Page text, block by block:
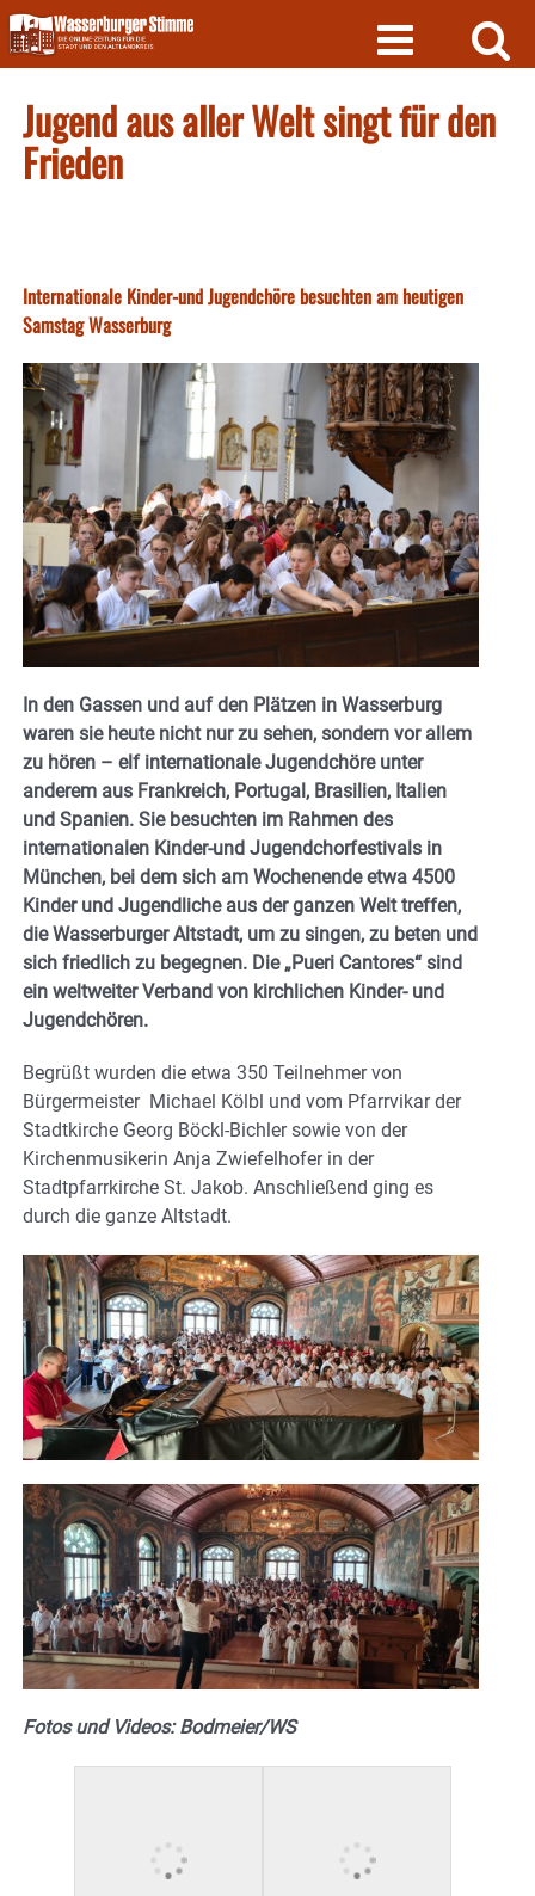
Skip
to
content
Jugend aus aller Welt singt für den
Frieden
Internationale Kinder-und Jugendchöre besuchten am heutigen
Samstag Wasserburg
In den Gassen und auf den Plätzen in Wasserburg
waren sie heute nicht nur zu sehen, sondern vor allem
zu hören – elf internationale Jugendchöre unter
anderem aus Frankreich, Portugal, Brasilien, Italien
und Spanien. Sie besuchten im Rahmen des
internationalen Kinder-und Jugendchorfestivals in
München, bei dem sich am Wochenende etwa 4500
Kinder und Jugendliche aus der ganzen Welt treffen,
die Wasserburger Altstadt, um zu singen, zu beten und
sich friedlich zu begegnen. Die „Pueri Cantores“ sind
ein weltweiter Verband von kirchlichen Kinder- und
Jugendchören.
Begrüßt wurden die etwa 350 Teilnehmer von
Bürgermeister Michael Kölbl und vom Pfarrvikar der
Stadtkirche Georg Böckl-Bichler sowie von der
Kirchenmusikerin Anja Zwiefelhofer in der
Stadtpfarrkirche St. Jakob. Anschließend ging es
durch die ganze Altstadt.
Fotos und Videos: Bodmeier/WS